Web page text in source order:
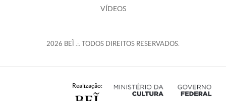
VÍDEOS
2026 BEĨ .:. TODOS DIREITOS RESERVADOS.